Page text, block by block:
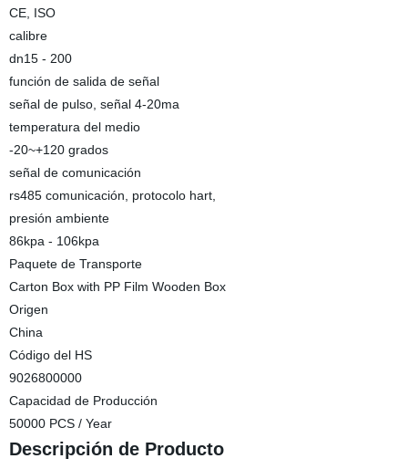
CE, ISO
calibre
dn15 - 200
función de salida de señal
señal de pulso, señal 4-20ma
temperatura del medio
-20~+120 grados
señal de comunicación
rs485 comunicación, protocolo hart,
presión ambiente
86kpa - 106kpa
Paquete de Transporte
Carton Box with PP Film Wooden Box
Origen
China
Código del HS
9026800000
Capacidad de Producción
50000 PCS / Year
Descripción de Producto